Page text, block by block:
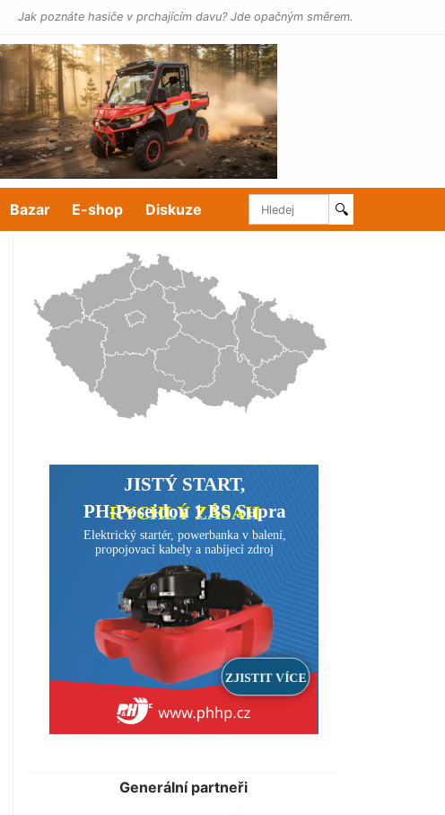
Jak poznáte hasiče v prchajícím davu? Jde opačným směrem.
Bazar E-shop Diskuze 🔍
Generální partneři